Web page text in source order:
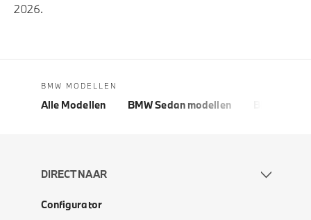
2026.
BMW MODELLEN
Alle Modellen BMW Sedan modellen
DIRECT NAAR
Configurator